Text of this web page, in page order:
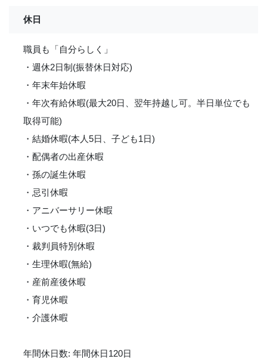
休日
職員も「自分らしく」
・週休2日制(振替休日対応)
・年末年始休暇
・年次有給休暇(最大20日、翌年持越し可。半日単位でも
取得可能)
・結婚休暇(本人5日、子ども1日)
・配偶者の出産休暇
・孫の誕生休暇
・忌引休暇
・アニバーサリー休暇
・いつでも休暇(3日)
・裁判員特別休暇
・生理休暇(無給)
・産前産後休暇
・育児休暇
・介護休暇
年間休日数: 年間休日120日